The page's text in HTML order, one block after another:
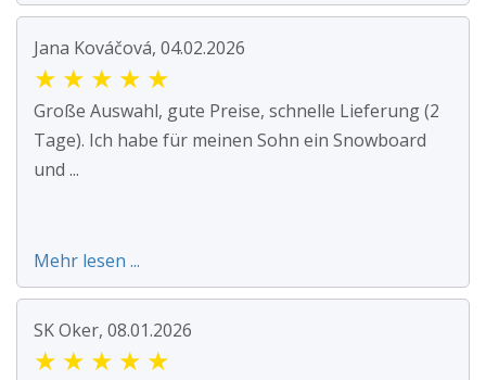
Jana Kováčová, 04.02.2026
★ ★ ★ ★ ★
Große Auswahl, gute Preise, schnelle Lieferung (2
Tage). Ich habe für meinen Sohn ein Snowboard
und ...
Mehr lesen ...
SK Oker, 08.01.2026
★ ★ ★ ★ ★